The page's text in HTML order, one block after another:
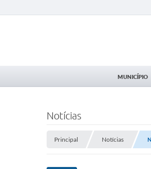
MUNICÍPIO
Notícias
Principal Notícias